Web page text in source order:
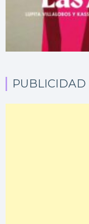
PUBLICIDAD